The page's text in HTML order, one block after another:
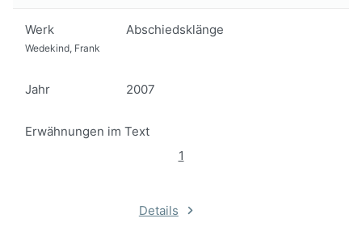
Werk Abschiedsklänge
Wedekind, Frank
Jahr 2007
Erwähnungen im Text
1
Details